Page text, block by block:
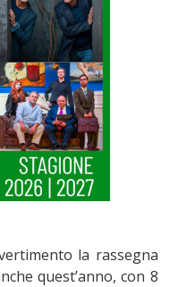
la rassegna
quest’anno, con 8